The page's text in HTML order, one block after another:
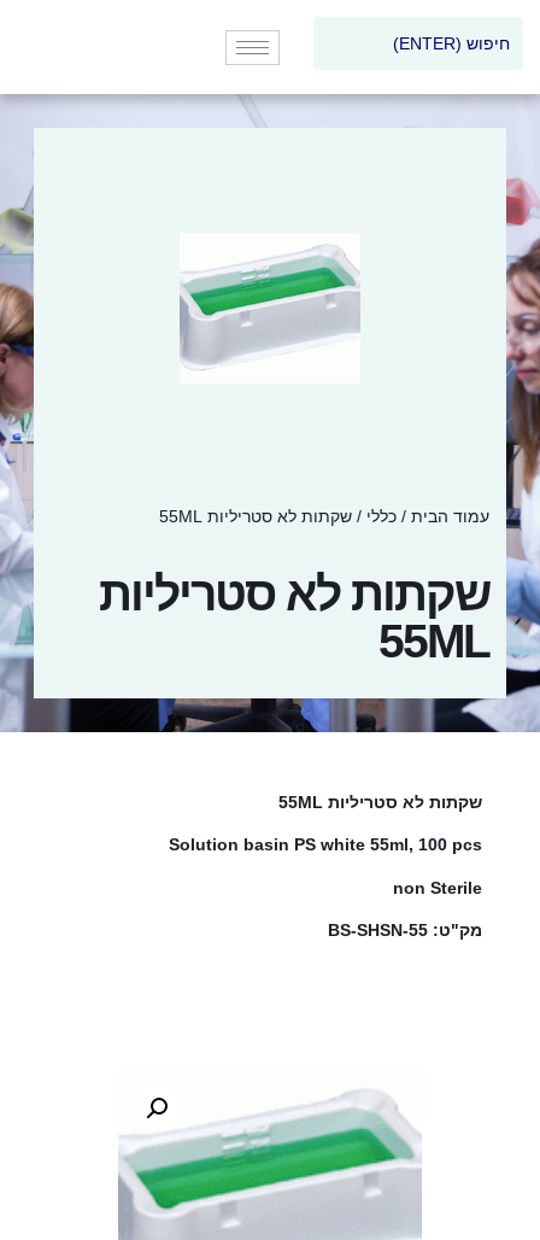
עמוד הבית / כללי / שקתות לא סטריליות 55ML
שקתות לא סטריליות
55ML
שקתות לא סטריליות 55ML
Solution basin PS white 55ml, 100 pcs
non Sterile
מק"ט: BS-SHSN-55